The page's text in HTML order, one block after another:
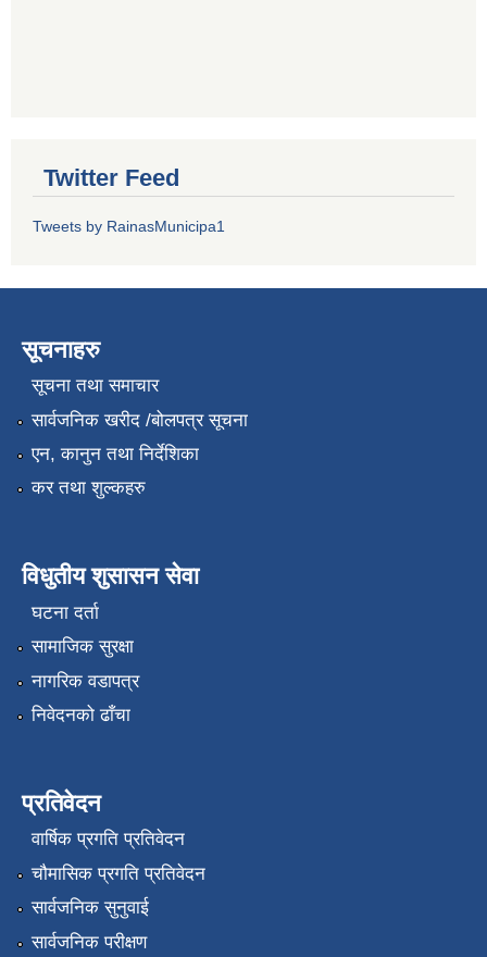
Twitter Feed
Tweets by RainasMunicipa1
सूचनाहरु
सूचना तथा समाचार
सार्वजनिक खरीद /बोलपत्र सूचना
एन, कानुन तथा निर्देशिका
कर तथा शुल्कहरु
विधुतीय शुसासन सेवा
घटना दर्ता
सामाजिक सुरक्षा
नागरिक वडापत्र
निवेदनको ढाँचा
प्रतिवेदन
वार्षिक प्रगति प्रतिवेदन
चौमासिक प्रगति प्रतिवेदन
सार्वजनिक सुनुवाई
सार्वजनिक परीक्षण